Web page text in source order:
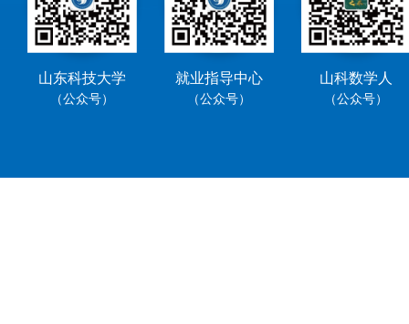
山东科技大学
（公众号）
就业指导中心
（公众号）
山科数学人
（公众号）